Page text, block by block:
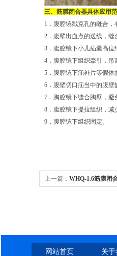
三、筋膜闭合器具体应用
1．腹腔镜戳克孔的缝合
2．腹壁出血点的送线，
3．腹腔镜下小儿疝囊高
4．腹腔镜下组织牵引，吊
5．腹腔镜下疝补片等假体
6．腹壁切口疝当中的腹
7．胸腔镜下缝合胸壁，避
8．腹腔镜下提拉组织，减
9．腹腔镜下组织固定。
上一篇： WHQ-1.6筋膜闭
网站首页 关